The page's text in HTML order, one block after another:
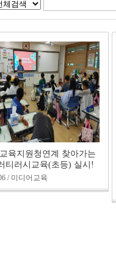
육지원청연계 찾아가는
티러시교육(초등) 실시!
/ 미디어교육